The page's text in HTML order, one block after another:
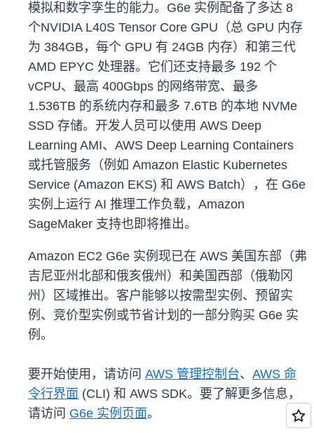
模拟和数字孪生的能力。G6e 实例配备了多达 8
个NVIDIA L40S Tensor Core GPU（总 GPU 内存
为 384GB，每个 GPU 有 24GB 内存）和第三代
AMD EPYC 处理器。它们还支持最多 192 个
vCPU、最高 400Gbps 的网络带宽、最多
1.536TB 的系统内存和最多 7.6TB 的本地 NVMe
SSD 存储。开发人员可以使用 AWS Deep
Learning AMI、AWS Deep Learning Containers
或托管服务（例如 Amazon Elastic Kubernetes
Service (Amazon EKS) 和 AWS Batch），在 G6e
实例上运行 AI 推理工作负载，Amazon
SageMaker 支持也即将推出。
Amazon EC2 G6e 实例现已在 AWS 美国东部（弗
吉尼亚州北部和俄亥俄州）和美国西部（俄勒冈
州）区域推出。客户能够以按需型实例、预留实
例、竞价型实例或节省计划的一部分购买 G6e 实
例。
要开始使用，请访问 AWS 管理控制台、 AWS 命
令行界面 (CLI) 和 AWS SDK。要了解更多信息，
请访问 G6e 实例页面。